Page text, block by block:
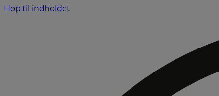
Hop til indholdet